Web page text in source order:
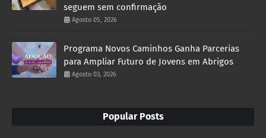
seguem sem confirmação
Agosto 05, 2026
Programa Novos Caminhos Ganha Parcerias
para Ampliar Futuro de Jovens em Abrigos
Agosto 03, 2026
Popular Posts